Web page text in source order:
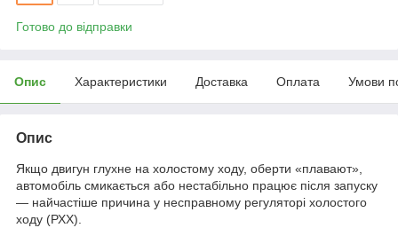
Готово до відправки
Опис Характеристики Доставка Оплата Умови
Опис
Якщо двигун глухне на холостому ходу, оберти «плавают»,
автомобіль смикається або нестабільно працює після запуску
— найчастіше причина у несправному регуляторі холостого
ходу (РХХ).